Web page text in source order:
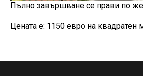
Пълно завършване се прави по
Цената е: 1150 евро на квадратен